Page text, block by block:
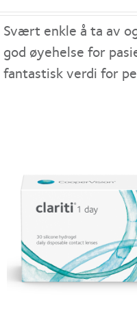
Svært enkle å ta av
god øyehelse for
fantastisk verdi for